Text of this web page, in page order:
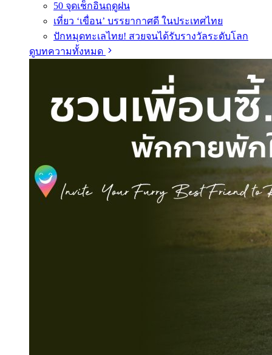
50 จุดเช็กอินฤดูฝน
เที่ยว ‘เขื่อน’ บรรยากาศดี ในประเทศไทย
ปักหมุดทะเลไทย! สวยจนได้รับรางวัลระดับโลก
ดูบทความทั้งหมด